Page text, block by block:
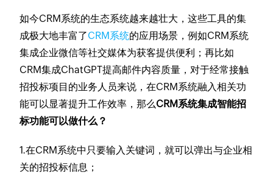
如今CRM系统的生态系统越来越壮大，这些工具的集
成极大地丰富了CRM系统的应用场景，例如CRM系统
集成企业微信等社交媒体为获客提供便利；再比如
CRM集成ChatGPT提高邮件内容质量，对于经常接触
招投标项目的业务人员来说，在CRM系统融入相关功
能可以显著提升工作效率，那么CRM系统集成智能招
标功能可以做什么？
1.在CRM系统中只要输入关键词，就可以弹出与企业相
关的招投标信息；